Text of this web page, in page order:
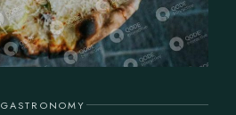
GASTRONOMY